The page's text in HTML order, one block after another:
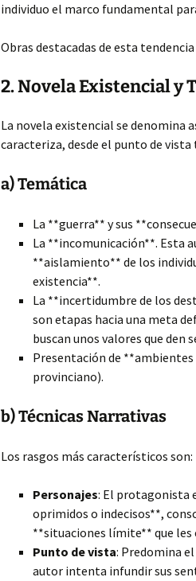
individuo el marco fundamental
Obras destacadas de esta
2. Novela Existencial y
La novela existencial se denomina
caracteriza, desde el punto de
a) Temática
La **guerra** y sus
La **incomunicación**. Esta
**aislamiento** de los
existencia**.
La **incertidumbre de los
son etapas hacia una meta
buscan unos valores que den
Presentación de
provinciano).
b) Técnicas Narrativas
Los rasgos más característicos son:
Personajes: El protagonista
oprimidos o indecisos**,
**situaciones límite** que les
Punto de vista: Predomina
autor intenta infundir sus